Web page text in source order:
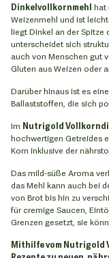
Dinkelvollkornmehl hat
Weizenmehl und ist
liegt Dinkel an der Spitze
unterscheidet sich
auch von Menschen gut
Gluten aus Weizen oder
Darüber hinaus ist es
Ballaststoffen, die sich
Im Nutrigold
hochwertigen Getreides
Korn inklusive der
Das mild-süße Aroma
das Mehl kann auch bei
von Brot bis hin zu
für cremige Saucen,
Grenzen gesetzt, sie
Mithilfe vom Nutrigold